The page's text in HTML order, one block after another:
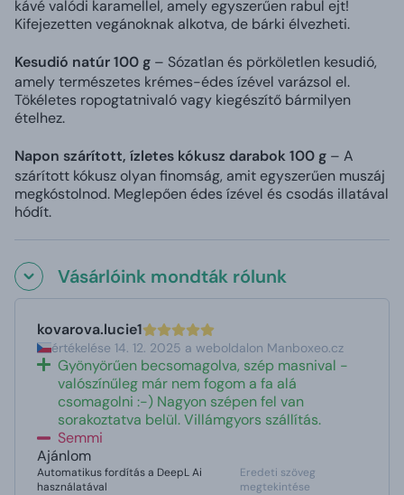
kávé valódi karamellel, amely egyszerűen rabul ejt!
Kifejezetten vegánoknak alkotva, de bárki élvezheti.
Kesudió natúr 100 g – Sózatlan és pörköletlen kesudió,
amely természetes krémes-édes ízével varázsol el.
Tökéletes ropogtatnivaló vagy kiegészítő bármilyen
ételhez.
Napon szárított, ízletes kókusz darabok 100 g – A
szárított kókusz olyan finomság, amit egyszerűen muszáj
megkóstolnod. Meglepően édes ízével és csodás illatával
hódít.
Vásárlóink mondták rólunk
kovarova.lucie1
értékelése 14. 12. 2025 a weboldalon Manboxeo.cz
Gyönyörűen becsomagolva, szép masnival -
valószínűleg már nem fogom a fa alá
csomagolni :-) Nagyon szépen fel van
sorakoztatva belül. Villámgyors szállítás.
Semmi
Ajánlom
Automatikus fordítás a DeepL Ai
használatával
Eredeti szöveg
megtekintése